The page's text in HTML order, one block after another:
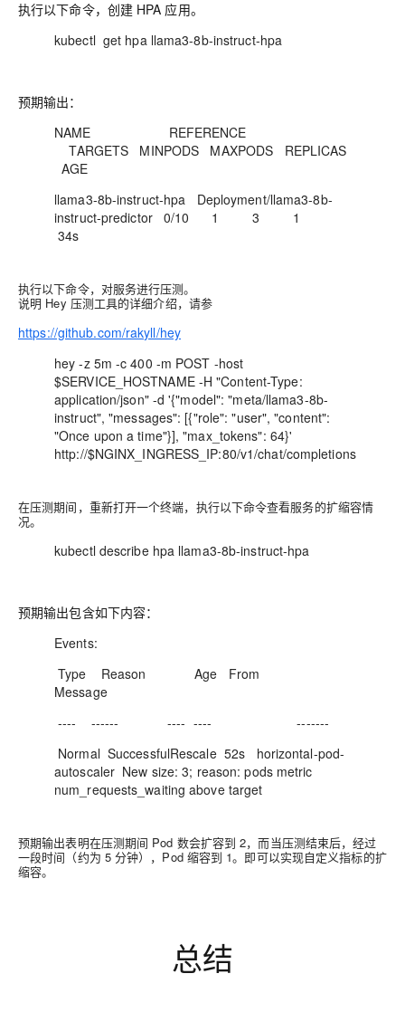
执行以下命令，创建 HPA 应用。
kubectl get hpa llama3-8b-instruct-hpa
预期输出：
NAME REFERENCE
TARGETS MINPODS MAXPODS REPLICAS
AGE
llama3-8b-instruct-hpa Deployment/llama3-8b-
instruct-predictor 0/10 1 3 1
34s
执行以下命令，对服务进行压测。
说明 Hey 压测工具的详细介绍，请参
https://github.com/rakyll/hey
hey -z 5m -c 400 -m POST -host
$SERVICE_HOSTNAME -H "Content-Type:
application/json" -d '{"model": "meta/llama3-8b-
instruct", "messages": [{"role": "user", "content":
"Once upon a time"}], "max_tokens": 64}'
http://$NGINX_INGRESS_IP:80/v1/chat/completions
在压测期间，重新打开一个终端，执行以下命令查看服务的扩缩容情
况。
kubectl describe hpa llama3-8b-instruct-hpa
预期输出包含如下内容：
Events:
Type Reason Age From
Message
---- ------ ---- ---- -------
Normal SuccessfulRescale 52s horizontal-pod-
autoscaler New size: 3; reason: pods metric
num_requests_waiting above target
预期输出表明在压测期间 Pod 数会扩容到 2，而当压测结束后，经过
一段时间（约为 5 分钟），Pod 缩容到 1。即可以实现自定义指标的扩
缩容。
总结